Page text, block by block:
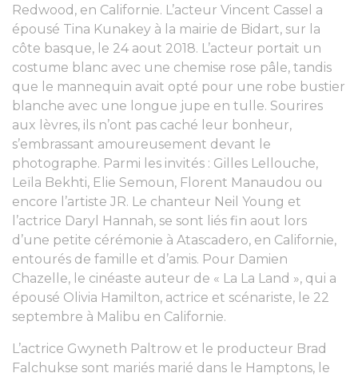
Redwood, en Californie. L’acteur Vincent Cassel a
épousé Tina Kunakey à la mairie de Bidart, sur la
côte basque, le 24 aout 2018. L’acteur portait un
costume blanc avec une chemise rose pâle, tandis
que le mannequin avait opté pour une robe bustier
blanche avec une longue jupe en tulle. Sourires
aux lèvres, ils n’ont pas caché leur bonheur,
s’embrassant amoureusement devant le
photographe. Parmi les invités : Gilles Lellouche,
Leïla Bekhti, Elie Semoun, Florent Manaudou ou
encore l’artiste JR. Le chanteur Neil Young et
l’actrice Daryl Hannah, se sont liés fin aout lors
d’une petite cérémonie à Atascadero, en Californie,
entourés de famille et d’amis. Pour Damien
Chazelle, le cinéaste auteur de « La La Land », qui a
épousé Olivia Hamilton, actrice et scénariste, le 22
septembre à Malibu en Californie.
L’actrice Gwyneth Paltrow et le producteur Brad
Falchukse sont mariés marié dans le Hamptons, le